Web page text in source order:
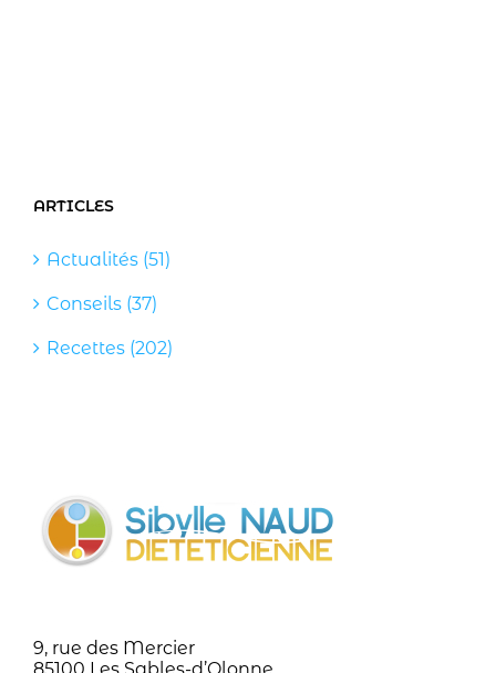
ARTICLES
Actualités (51)
Conseils (37)
Recettes (202)
9, rue des Mercier